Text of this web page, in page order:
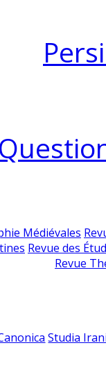
Médiévales
Revue des
Revue
Studia